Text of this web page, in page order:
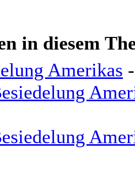
in diesem
Amerikas